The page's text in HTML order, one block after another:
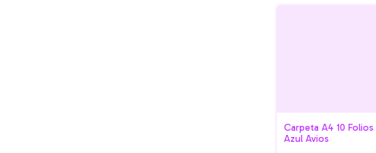
Carpeta A4 10 Folios
Azul Avios